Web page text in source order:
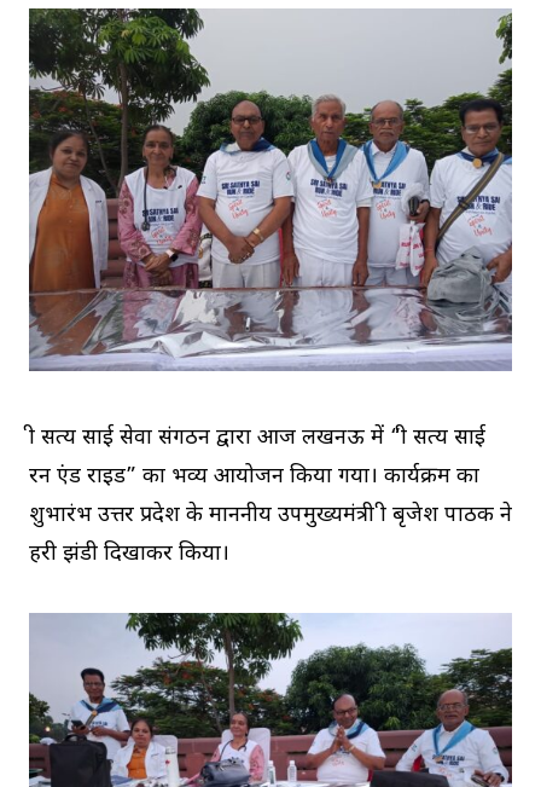
श्री सत्य साई सेवा संगठन द्वारा आज लखनऊ में “श्री सत्य साई
रन एंड राइड” का भव्य आयोजन किया गया। कार्यक्रम का
शुभारंभ उत्तर प्रदेश के माननीय उपमुख्यमंत्री श्री बृजेश पाठक ने
हरी झंडी दिखाकर किया।